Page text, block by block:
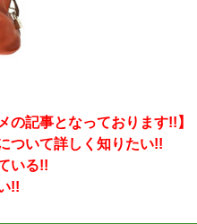
の記事となっております!!】
ついて詳しく知りたい!!
いる!!
!!